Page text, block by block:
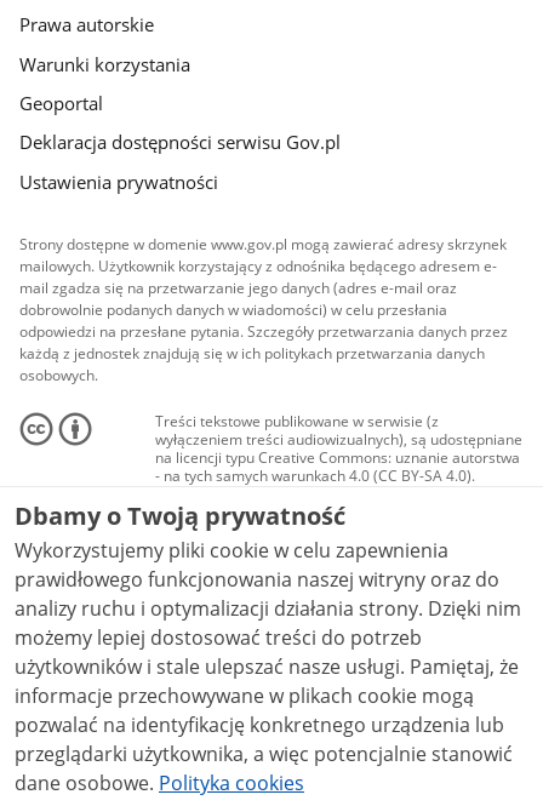
Prawa autorskie
Warunki korzystania
Geoportal
Deklaracja dostępności serwisu Gov.pl
Ustawienia prywatności
Strony dostępne w domenie www.gov.pl mogą zawierać adresy skrzynek
mailowych. Użytkownik korzystający z odnośnika będącego adresem e-
mail zgadza się na przetwarzanie jego danych (adres e-mail oraz
dobrowolnie podanych danych w wiadomości) w celu przesłania
odpowiedzi na przesłane pytania. Szczegóły przetwarzania danych przez
każdą z jednostek znajdują się w ich politykach przetwarzania danych
osobowych.
Treści tekstowe publikowane w serwisie (z
wyłączeniem treści audiowizualnych), są udostępniane
na licencji typu Creative Commons: uznanie autorstwa
- na tych samych warunkach 4.0 (CC BY-SA 4.0).
Materiały audiowizualne, w tym zdjęcia, materiały
audio i wideo, są udostępniane na licencji typu
Creative Commons: uznanie autorstwa użycie
niekomercyjne - bez utworów zależnych 4.0 (CC BY-
NC-ND 4.0), o ile nie jest to stwierdzone inaczej.
Dbamy o Twoją prywatność
Wykorzystujemy pliki cookie w celu zapewnienia
prawidłowego funkcjonowania naszej witryny oraz do
analizy ruchu i optymalizacji działania strony. Dzięki nim
możemy lepiej dostosować treści do potrzeb
użytkowników i stale ulepszać nasze usługi. Pamiętaj, że
informacje przechowywane w plikach cookie mogą
pozwalać na identyfikację konkretnego urządzenia lub
przeglądarki użytkownika, a więc potencjalnie stanowić
dane osobowe. Polityka cookies